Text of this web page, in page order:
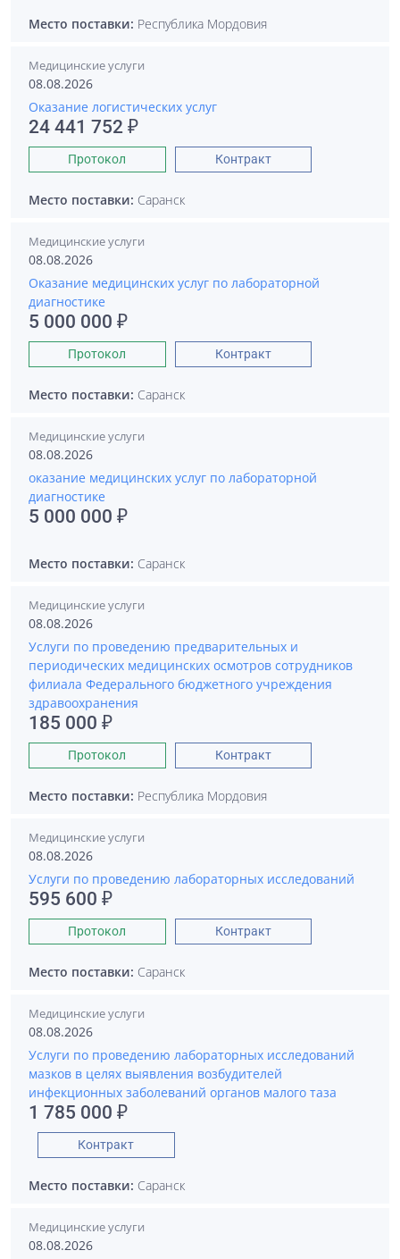
Место поставки: Республика Мордовия
Медицинские услуги
08.08.2026
Оказание логистических услуг
24 441 752 ₽
Протокол Контракт
Место поставки: Саранск
Медицинские услуги
08.08.2026
Оказание медицинских услуг по лабораторной
диагностике
5 000 000 ₽
Протокол Контракт
Место поставки: Саранск
Медицинские услуги
08.08.2026
оказание медицинских услуг по лабораторной
диагностике
5 000 000 ₽
Место поставки: Саранск
Медицинские услуги
08.08.2026
Услуги по проведению предварительных и
периодических медицинских осмотров сотрудников
филиала Федерального бюджетного учреждения
здравоохранения
185 000 ₽
Протокол Контракт
Место поставки: Республика Мордовия
Медицинские услуги
08.08.2026
Услуги по проведению лабораторных исследований
595 600 ₽
Протокол Контракт
Место поставки: Саранск
Медицинские услуги
08.08.2026
Услуги по проведению лабораторных исследований
мазков в целях выявления возбудителей
инфекционных заболеваний органов малого таза
1 785 000 ₽
Контракт
Место поставки: Саранск
Медицинские услуги
08.08.2026